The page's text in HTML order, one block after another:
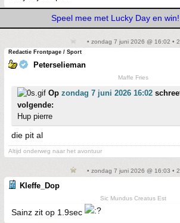
Speel mee met Lucky Day en win!
• zondag 7 juni 2026 @ 16:02 •
Redactie Frontpage / Sport
Peterselieman
Maffe Fries
Op zondag 7 juni 2026 16:02
volgende:
Hup pierre
die pit al
Altijd onderweg naar het avontuur
• zondag 7 juni 2026 @ 16:03 •
Kleffe_Dop
Sic Mundus Creatus Est
Sainz zit op 1.9sec